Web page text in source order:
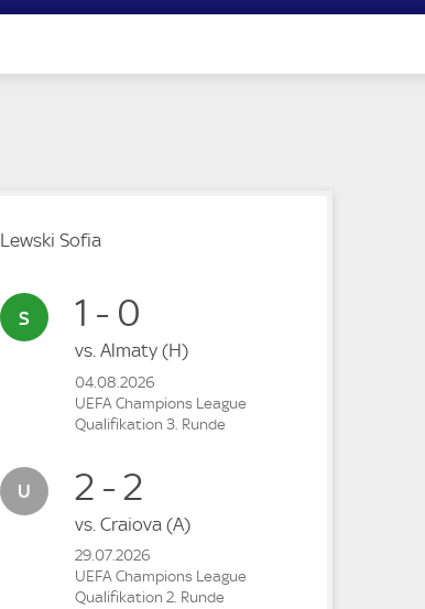
t
Lewski Sofia
1 - 0
vs. Almaty (H)
04.08.2026
UEFA Champions League
Qualifikation 3. Runde
2 - 2
vs. Craiova (A)
29.07.2026
UEFA Champions League
Qualifikation 2. Runde